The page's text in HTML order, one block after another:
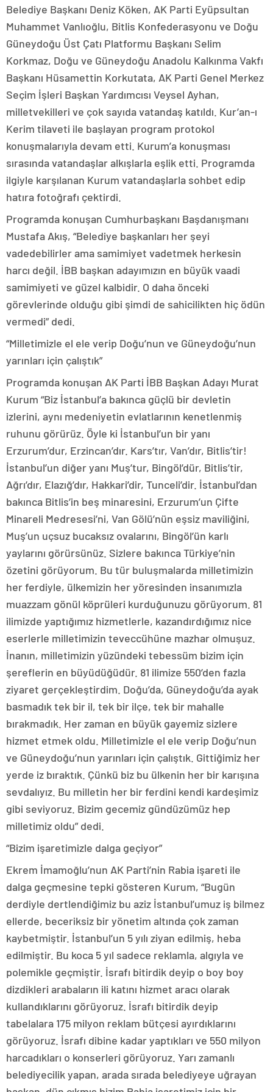
Belediye Başkanı Deniz Köken, AK Parti Eyüpsultan
Muhammet Vanlıoğlu, Bitlis Konfederasyonu ve Doğu
Güneydoğu Üst Çatı Platformu Başkanı Selim
Korkmaz, Doğu ve Güneydoğu Anadolu Kalkınma Vakfı
Başkanı Hüsamettin Korkutata, AK Parti Genel Merkez
Seçim İşleri Başkan Yardımcısı Veysel Ayhan,
milletvekilleri ve çok sayıda vatandaş katıldı. Kur’an-ı
Kerim tilaveti ile başlayan program protokol
konuşmalarıyla devam etti. Kurum’a konuşması
sırasında vatandaşlar alkışlarla eşlik etti. Programda
ilgiyle karşılanan Kurum vatandaşlarla sohbet edip
hatıra fotoğrafı çektirdi.
Programda konuşan Cumhurbaşkanı Başdanışmanı
Mustafa Akış, “Belediye başkanları her şeyi
vadedebilirler ama samimiyet vadetmek herkesin
harcı değil. İBB başkan adayımızın en büyük vaadi
samimiyeti ve güzel kalbidir. O daha önceki
görevlerinde olduğu gibi şimdi de sahicilikten hiç ödün
vermedi” dedi.
“Milletimizle el ele verip Doğu’nun ve Güneydoğu’nun
yarınları için çalıştık”
Programda konuşan AK Parti İBB Başkan Adayı Murat
Kurum “Biz İstanbul’a bakınca güçlü bir devletin
izlerini, aynı medeniyetin evlatlarının kenetlenmiş
ruhunu görürüz. Öyle ki İstanbul’un bir yanı
Erzurum’dur, Erzincan’dır. Kars’tır, Van’dır, Bitlis’tir!
İstanbul’un diğer yanı Muş’tur, Bingöl’dür, Bitlis’tir,
Ağrı’dır, Elazığ’dır, Hakkari’dir, Tunceli’dir. İstanbul’dan
bakınca Bitlis’in beş minaresini, Erzurum’un Çifte
Minareli Medresesi’ni, Van Gölü’nün eşsiz maviliğini,
Muş’un uçsuz bucaksız ovalarını, Bingöl’ün karlı
yaylarını görürsünüz. Sizlere bakınca Türkiye’nin
özetini görüyorum. Bu tür buluşmalarda milletimizin
her ferdiyle, ülkemizin her yöresinden insanımızla
muazzam gönül köprüleri kurduğunuzu görüyorum. 81
ilimizde yaptığımız hizmetlerle, kazandırdığımız nice
eserlerle milletimizin teveccühüne mazhar olmuşuz.
İnanın, milletimizin yüzündeki tebessüm bizim için
şereflerin en büyüdüğüdür. 81 ilimize 550’den fazla
ziyaret gerçekleştirdim. Doğu’da, Güneydoğu’da ayak
basmadık tek bir il, tek bir ilçe, tek bir mahalle
bırakmadık. Her zaman en büyük gayemiz sizlere
hizmet etmek oldu. Milletimizle el ele verip Doğu’nun
ve Güneydoğu’nun yarınları için çalıştık. Gittiğimiz her
yerde iz bıraktık. Çünkü biz bu ülkenin her bir karışına
sevdalıyız. Bu milletin her bir ferdini kendi kardeşimiz
gibi seviyoruz. Bizim gecemiz gündüzümüz hep
milletimiz oldu” dedi.
“Bizim işaretimizle dalga geçiyor”
Ekrem İmamoğlu’nun AK Parti’nin Rabia işareti ile
dalga geçmesine tepki gösteren Kurum, “Bugün
derdiyle dertlendiğimiz bu aziz İstanbul’umuz iş bilmez
ellerde, beceriksiz bir yönetim altında çok zaman
kaybetmiştir. İstanbul’un 5 yılı ziyan edilmiş, heba
edilmiştir. Bu koca 5 yıl sadece reklamla, algıyla ve
polemikle geçmiştir. İsrafı bitirdik deyip o boy boy
dizdikleri arabaların ili katını hizmet aracı olarak
kullandıklarını görüyoruz. İsrafı bitirdik deyip
tabelalara 175 milyon reklam bütçesi ayırdıklarını
görüyoruz. İsrafı dibine kadar yaptıkları ve 550 milyon
harcadıkları o konserleri görüyoruz. Yarı zamanlı
belediyecilik yapan, arada sırada belediyeye uğrayan